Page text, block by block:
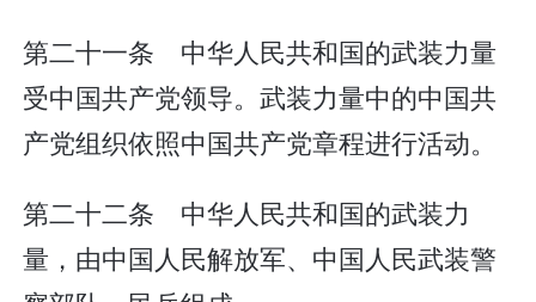
第二十一条 中华人民共和国的武装力量
受中国共产党领导。武装力量中的中国共
产党组织依照中国共产党章程进行活动。
第二十二条 中华人民共和国的武装力
量，由中国人民解放军、中国人民武装警